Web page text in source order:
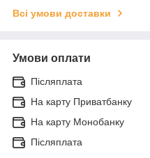
Всі умови доставки
Умови оплати
Післяплата
На карту Приватбанку
На карту Монобанку
Післяплата